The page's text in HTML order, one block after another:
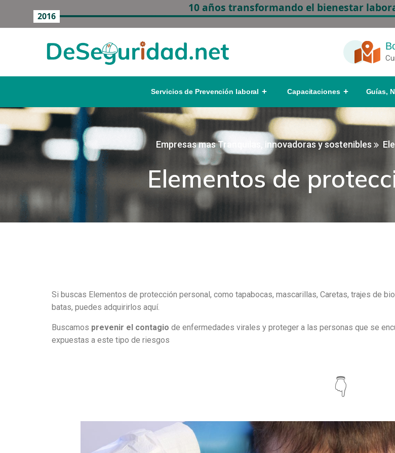
10 años transformando el bienestar
2016
Servicios de Prevención laboral Capacitaciones Guías,
Empresas mas Tranquilas, innovadoras y sostenibles
Elementos de
Si buscas Elementos de protección personal, como tapabocas, mascarillas, Caretas, trajes de
batas, puedes adquirirlos aquí.
Buscamos prevenir el contagio de enfermedades virales y proteger a las personas que se
expuestas a este tipo de riesgos
👇